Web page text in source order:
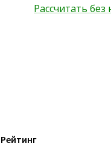
Рейтинг